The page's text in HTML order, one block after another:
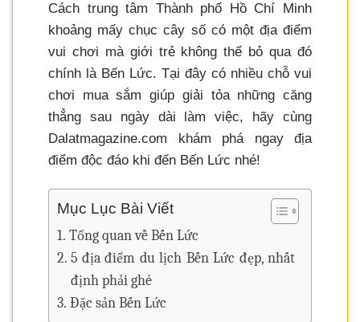
Cách trung tâm Thành phố Hồ Chí Minh
khoảng mấy chục cây số có một địa điểm
vui chơi mà giới trẻ không thể bỏ qua đó
chính là Bến Lức. Tại đây có nhiều chỗ vui
chơi mua sắm giúp giải tỏa những căng
thẳng sau ngày dài làm việc, hãy cùng
Dalatmagazine.com khám phá ngay địa
điểm độc đáo khi đến Bến Lức nhé!
Mục Lục Bài Viết
Tổng quan về Bến Lức
5 địa điểm du lịch Bến Lức đẹp, nhất
định phải ghé
Đặc sản Bến Lức